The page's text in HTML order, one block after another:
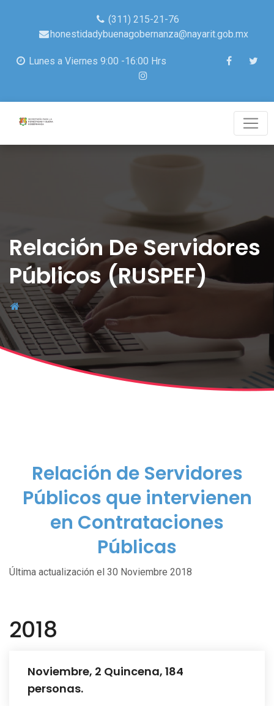
(311) 215-21-76
honestidadybuenagobernanza@nayarit.gob.mx
Lunes a Viernes 9:00 -16:00 Hrs
Relación De Servidores
Públicos (RUSPEF)
Relación de Servidores
Públicos que intervienen
en Contrataciones
Públicas
Última actualización el 30 Noviembre 2018
2018
Noviembre, 2 Quincena, 184
personas.